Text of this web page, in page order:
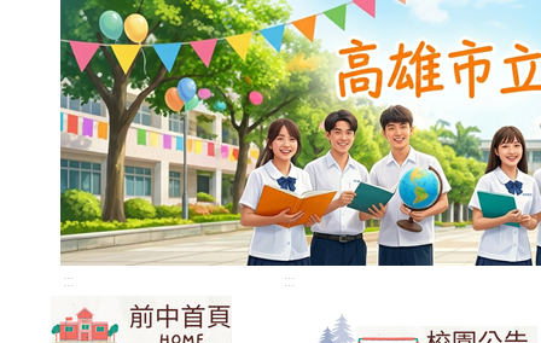
::: :::